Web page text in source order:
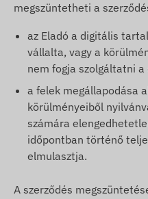
megszüntetheti a
az Eladó a digitális
vállalta, vagy a
nem fogja szolgáltatni
a felek megállapodása
körülményeiből
számára
időpontban történő
elmulasztja.
A szerződés